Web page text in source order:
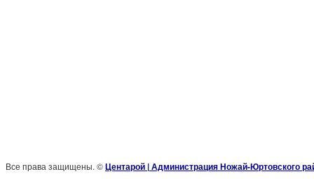
Все права защищены. ©Центарой | Администрация Ножай-Юртовского